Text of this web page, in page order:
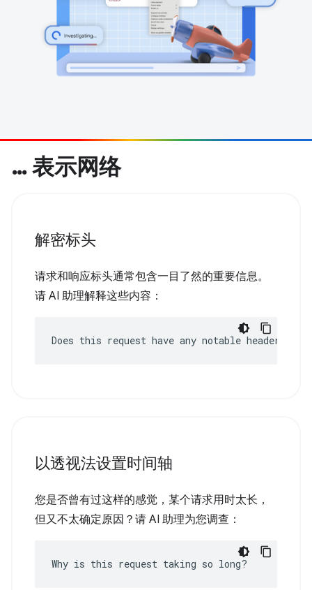
… 表示网络
解密标头
请求和响应标头通常包含一目了然的重要信息。
请 AI 助理解释这些内容：
Does this request have any notable headers?
以透视法设置时间轴
您是否曾有过这样的感觉，某个请求用时太长，
但又不太确定原因？请 AI 助理为您调查：
Why is this request taking so long?